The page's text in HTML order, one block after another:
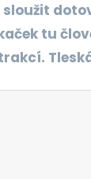
tu